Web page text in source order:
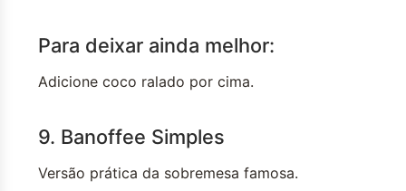
Para deixar ainda melhor:
Adicione coco ralado por cima.
9. Banoffee Simples
Versão prática da sobremesa famosa.